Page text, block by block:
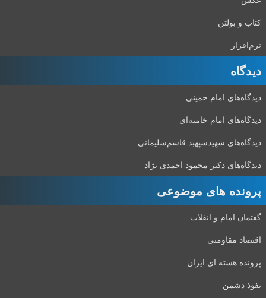
کتاب و بولتن
نرم‌افزار
دیدگاه‌
دیدگاه‌های امام خمینی
دیدگاه‌های امام خامنه‌ای
دیدگاه‌های شهید‌سپهبد قاسم‌سلیمانی
دیدگاه‌های دکتر محمود احمدی نژاد
پرونده های موضوعی
گفتمان امام و انقلاب
اقتصاد مقاومتی
پرونده هسته ای ایران
نفوذ دشمن